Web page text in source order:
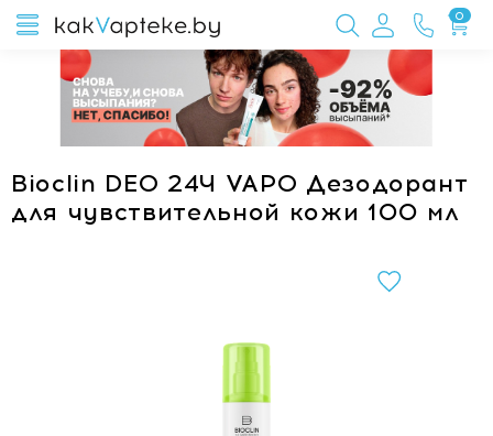
0
Bioclin DEO 24Ч VAPO Дезодорант
для чувствительной кожи 100 мл